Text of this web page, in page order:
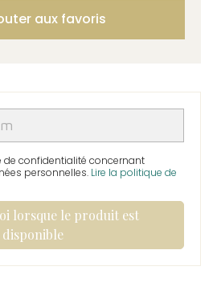
de confidentialité concernant
personnelles. Lire la politique de
lorsque le produit est
disponible